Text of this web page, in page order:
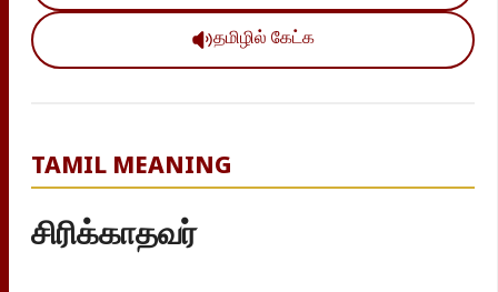
தமிழில் கேட்க
TAMIL MEANING
சிரிக்காதவர்